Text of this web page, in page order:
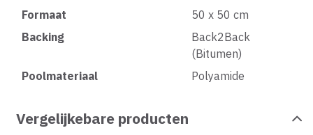
Formaat
50 x 50 cm
Backing
Back2Back
(Bitumen)
Poolmateriaal
Polyamide
Vergelijkebare producten